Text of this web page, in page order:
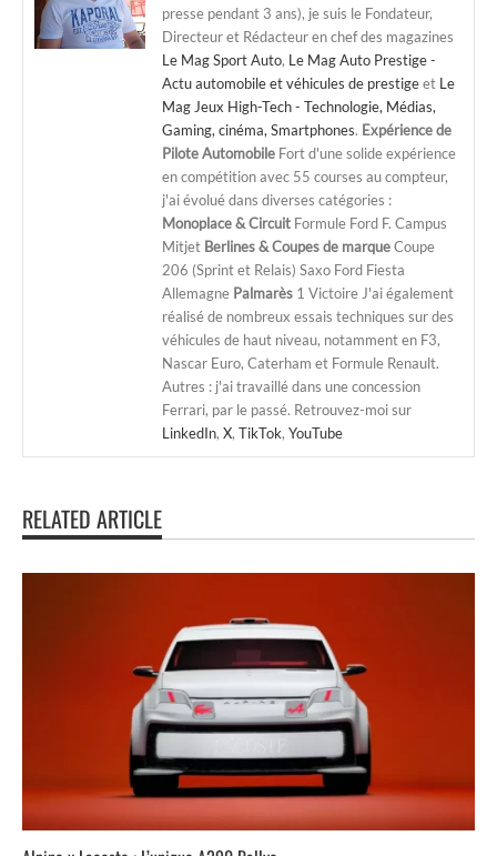
presse pendant 3 ans), je suis le Fondateur,
Directeur et Rédacteur en chef des magazines
Le Mag Sport Auto, Le Mag Auto Prestige -
Actu automobile et véhicules de prestigeet Le
Mag Jeux High-Tech - Technologie, Médias,
Gaming, cinéma, Smartphones. Expérience de
Pilote Automobile Fort d'une solide expérience
en compétition avec 55 courses au compteur,
j'ai évolué dans diverses catégories :
Monoplace & Circuit Formule Ford F. Campus
Mitjet Berlines & Coupes de marqueCoupe
206 (Sprint et Relais) Saxo Ford Fiesta
Allemagne Palmarès 1 Victoire J'ai également
réalisé de nombreux essais techniques sur des
véhicules de haut niveau, notamment en F3,
Nascar Euro, Caterham et Formule Renault.
Autres : j'ai travaillé dans une concession
Ferrari, par le passé. Retrouvez-moi sur
LinkedIn, X, TikTok, YouTube
RELATED ARTICLE